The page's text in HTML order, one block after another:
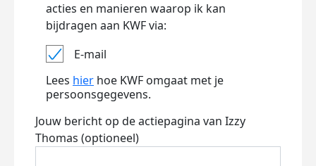
acties en manieren waarop ik kan
bijdragen aan KWF via:
E-mail
Lees hier hoe KWF omgaat met je
persoonsgegevens.
Jouw bericht op de actiepagina van Izzy
Thomas (optioneel)